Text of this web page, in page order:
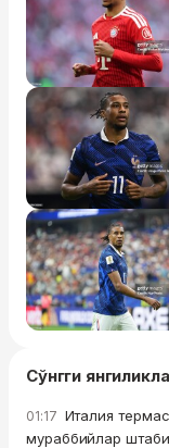
Сўнгги
01:17 Италия
мураббийлар